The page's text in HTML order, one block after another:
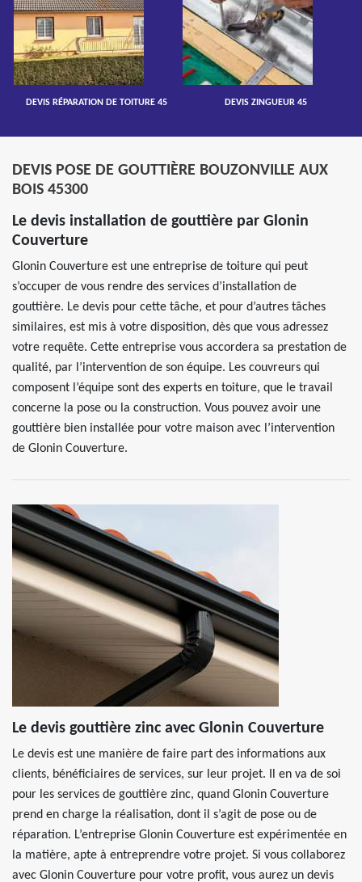
DEVIS RÉPARATION DE TOITURE 45 DEVIS ZINGUEUR 45
DEVIS POSE DE GOUTTIÈRE BOUZONVILLE AUX
BOIS 45300
Le devis installation de gouttière par Glonin
Couverture
Glonin Couverture est une entreprise de toiture qui peut
s’occuper de vous rendre des services d’installation de
gouttière. Le devis pour cette tâche, et pour d’autres tâches
similaires, est mis à votre disposition, dès que vous adressez
votre requête. Cette entreprise vous accordera sa prestation de
qualité, par l’intervention de son équipe. Les couvreurs qui
composent l’équipe sont des experts en toiture, que le travail
concerne la pose ou la construction. Vous pouvez avoir une
gouttière bien installée pour votre maison avec l’intervention
de Glonin Couverture.
Le devis gouttière zinc avec Glonin Couverture
Le devis est une manière de faire part des informations aux
clients, bénéficiaires de services, sur leur projet. Il en va de soi
pour les services de gouttière zinc, quand Glonin Couverture
prend en charge la réalisation, dont il s’agit de pose ou de
réparation. L’entreprise Glonin Couverture est expérimentée en
la matière, apte à entreprendre votre projet. Si vous collaborez
avec Glonin Couverture pour votre profit, vous aurez un devis